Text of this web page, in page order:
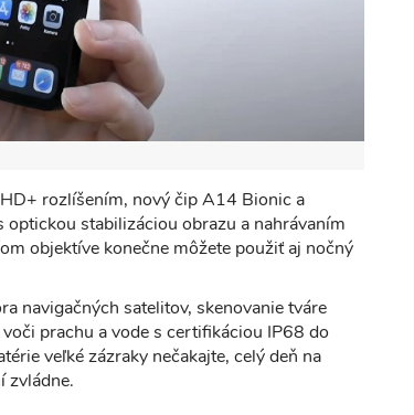
rozlíšením, nový čip A14 Bionic a
stabilizáciou obrazu a nahrávaním
objektíve konečne môžete použiť aj nočný
navigačných satelitov, skenovanie tváre
prachu a vode s certifikáciou IP68 do
veľké zázraky nečakajte, celý deň na
zvládne.